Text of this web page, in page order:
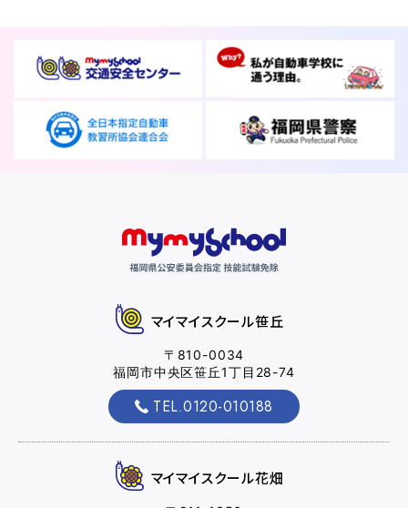
受付
資料請求
仮申込み
友人・知人
紹介
FOLLOW SNS
マイマイスクール笹丘
〒810-0034
福岡市中央区笹丘1丁目28-74
TEL.0120-010188
マイマイスクール花畑